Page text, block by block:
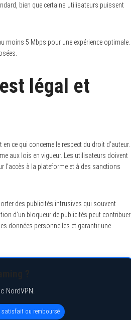
bien que certains utilisateurs puissent
moins 5 Mbps pour une expérience optimale.
légal et
ce qui concerne le respect du droit d’auteur.
aux lois en vigueur. Les utilisateurs doivent
l’accès à la plateforme et à des sanctions
des publicités intrusives qui souvent
d’un bloqueur de publicités peut contribuer
données personnelles et garantir une
NordVPN.
satisfait ou remboursé